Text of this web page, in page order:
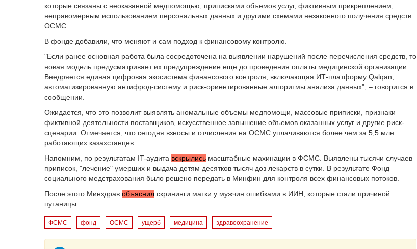
которые связаны с неоказанной медпомощью, приписками объемов услуг, фиктивным прикреплением,
неправомерным использованием персональных данных и другими схемами незаконного получения средств
ОСМС.
В фонде добавили, что меняют и сам подход к финансовому контролю.
"Если ранее основная работа была сосредоточена на выявлении нарушений после перечисления средств, то
новая модель предусматривает их предупреждение еще до проведения оплаты медицинской организации.
Внедряется единая цифровая экосистема финансового контроля, включающая ИТ-платформу Qalqan,
автоматизированную антифрод-систему и риск-ориентированные алгоритмы анализа данных", – говорится в
сообщении.
Ожидается, что это позволит выявлять аномальные объемы медпомощи, массовые приписки, признаки
фиктивной деятельности поставщиков, искусственное завышение объемов оказанных услуг и другие риск-
сценарии. Отмечается, что сегодня взносы и отчисления на ОСМС уплачиваются более чем за 5,5 млн
работающих казахстанцев.
Напомним, по результатам IT-аудита вскрылись масштабные махинации в ФСМС. Выявлены тысячи случаев
приписок, "лечение" умерших и выдача детям десятков тысяч доз лекарств в сутки. В результате Фонд
социального медстрахования было решено передать в Минфин для контроля всех финансовых потоков.
После этого Минздрав объяснил скрининги матки у мужчин ошибками в ИИН, которые стали причиной
путаницы.
ФСМС фонд ОСМС ущерб медицина здравоохранение